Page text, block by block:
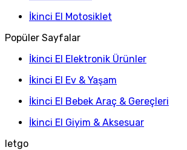
İkinci El Motosiklet
Popüler Sayfalar
İkinci El Elektronik Ürünler
İkinci El Ev & Yaşam
İkinci El Bebek Araç & Gereçleri
İkinci El Giyim & Aksesuar
letgo